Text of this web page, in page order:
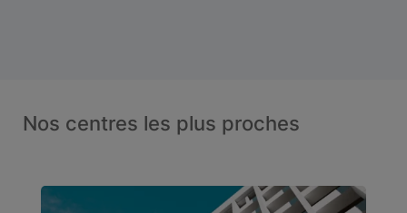
Nos centres les plus proches